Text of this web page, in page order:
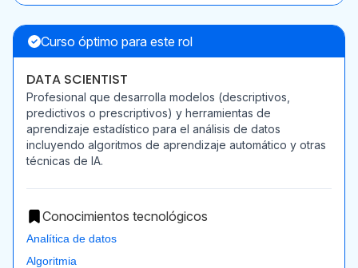
Curso óptimo para este rol
DATA SCIENTIST
Profesional que desarrolla modelos (descriptivos,
predictivos o prescriptivos) y herramientas de
aprendizaje estadístico para el análisis de datos
incluyendo algoritmos de aprendizaje automático y otras
técnicas de IA.
Conocimientos tecnológicos
Analítica de datos
Algoritmia